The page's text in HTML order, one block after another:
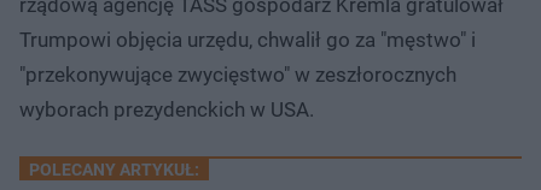
Trumpowi objęcia urzędu, chwalił go za "męstwo" i
"przekonywujące zwycięstwo" w zeszłorocznych
wyborach prezydenckich w USA.
POLECANY ARTYKUŁ: